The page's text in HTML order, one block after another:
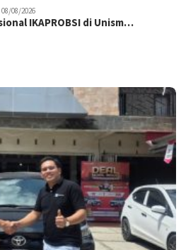
08/08/2026
IKAPROBSI di Unism…